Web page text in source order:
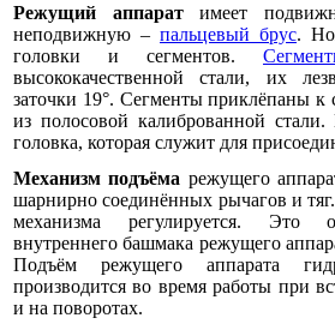
Режущий аппаратимеет
неподвижную – пальцевый брус.
головки и сегментов.
высококачественной стали, их
заточки 19°. Сегменты приклёпаны к
из полосовой калиброванной
головка, которая служит для
Механизм подъёма режущего
шарнирно соединённых рычагов и
механизма регулируется. Это
внутреннего башмака режущего
Подъём режущего аппарата
производится во время работы при
и на поворотах.